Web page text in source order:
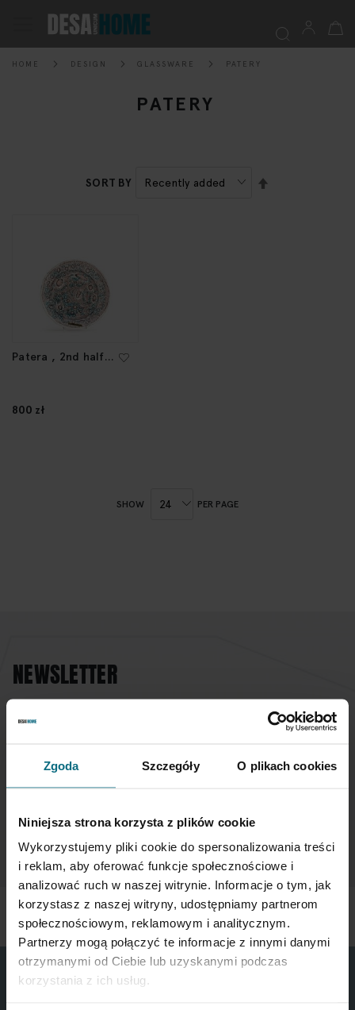
Zgoda Szczegóły O plikach cookies
Niniejsza strona korzysta z plików cookie
Wykorzystujemy pliki cookie do spersonalizowania treści
i reklam, aby oferować funkcje społecznościowe i
analizować ruch w naszej witrynie. Informacje o tym, jak
korzystasz z naszej witryny, udostępniamy partnerom
społecznościowym, reklamowym i analitycznym.
Partnerzy mogą połączyć te informacje z innymi danymi
otrzymanymi od Ciebie lub uzyskanymi podczas
korzystania z ich usług.
My
HOME DESIGN GLASSWARE PATERY
PATERY
SORT BY
Patera , 2nd half
800 zł
SHOW PER PAGE
NEWSLETTER
If you want to be up to date, sign up to receive our
newsletter enter your email below.
Up
Our
Newsletter:
SUBSCRIBE